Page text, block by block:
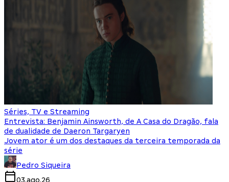
Séries, TV e Streaming
Entrevista: Benjamin Ainsworth, de A Casa do Dragão, fala
de dualidade de Daeron Targaryen
Jovem ator é um dos destaques da terceira temporada da
série
Pedro Siqueira
03.ago.26